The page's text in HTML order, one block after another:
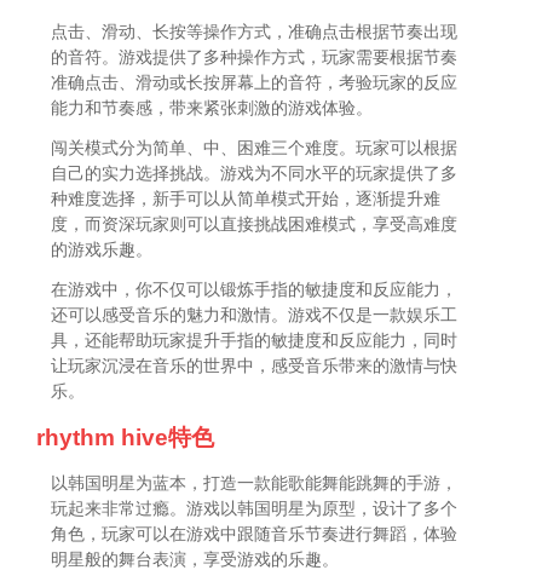
点击、滑动、长按等操作方式，准确点击根据节奏出现
的音符。游戏提供了多种操作方式，玩家需要根据节奏
准确点击、滑动或长按屏幕上的音符，考验玩家的反应
能力和节奏感，带来紧张刺激的游戏体验。
闯关模式分为简单、中、困难三个难度。玩家可以根据
自己的实力选择挑战。游戏为不同水平的玩家提供了多
种难度选择，新手可以从简单模式开始，逐渐提升难
度，而资深玩家则可以直接挑战困难模式，享受高难度
的游戏乐趣。
在游戏中，你不仅可以锻炼手指的敏捷度和反应能力，
还可以感受音乐的魅力和激情。游戏不仅是一款娱乐工
具，还能帮助玩家提升手指的敏捷度和反应能力，同时
让玩家沉浸在音乐的世界中，感受音乐带来的激情与快
乐。
rhythm hive特色
以韩国明星为蓝本，打造一款能歌能舞能跳舞的手游，
玩起来非常过瘾。游戏以韩国明星为原型，设计了多个
角色，玩家可以在游戏中跟随音乐节奏进行舞蹈，体验
明星般的舞台表演，享受游戏的乐趣。